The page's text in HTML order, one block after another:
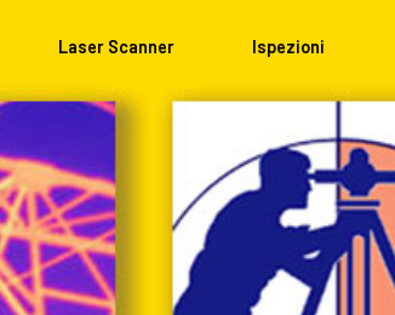
Laser Scanner Ispezioni